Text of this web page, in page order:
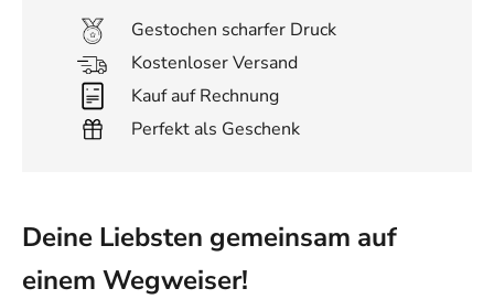
Gestochen scharfer Druck
Kostenloser Versand
Kauf auf Rechnung
Perfekt als Geschenk
Deine Liebsten gemeinsam auf
einem Wegweiser!